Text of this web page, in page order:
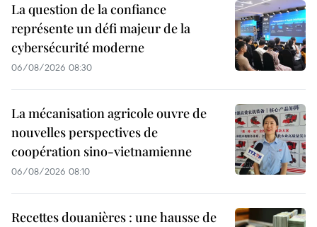
La question de la confiance
représente un défi majeur de la
cybersécurité moderne
06/08/2026 08:30
La mécanisation agricole ouvre de
nouvelles perspectives de
coopération sino-vietnamienne
06/08/2026 08:10
Recettes douanières : une hausse de